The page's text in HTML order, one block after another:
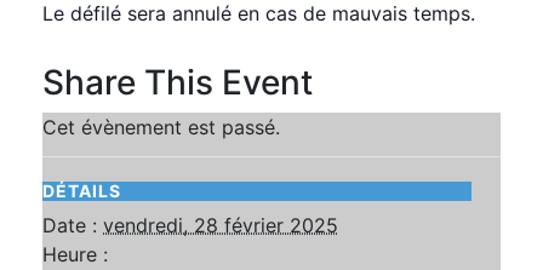
Le défilé sera annulé en cas de mauvais temps.
Share This Event
Cet évènement est passé.
DÉTAILS
Date : vendredi, 28 février 2025
Heure :